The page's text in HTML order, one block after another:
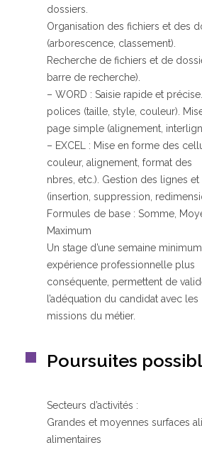
dossiers.
Organisation des fichiers et des
(arborescence, classement).
Recherche de fichiers et de
barre de recherche).
– WORD : Saisie rapide et
polices (taille, style, couleur).
page simple (alignement,
– EXCEL : Mise en forme des
couleur, alignement, format des
nbres, etc.). Gestion des lignes
(insertion, suppression,
Formules de base : Somme,
Maximum
Un stage d’une semaine
expérience professionnelle plus
conséquente, permettent de
l’adéquation du candidat avec les
missions du métier.
Poursuites
Secteurs d’activités :
Grandes et moyennes surfaces
alimentaires